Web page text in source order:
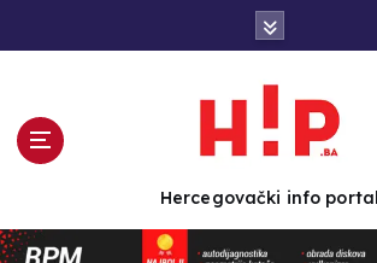
n
Hercegovački info portal